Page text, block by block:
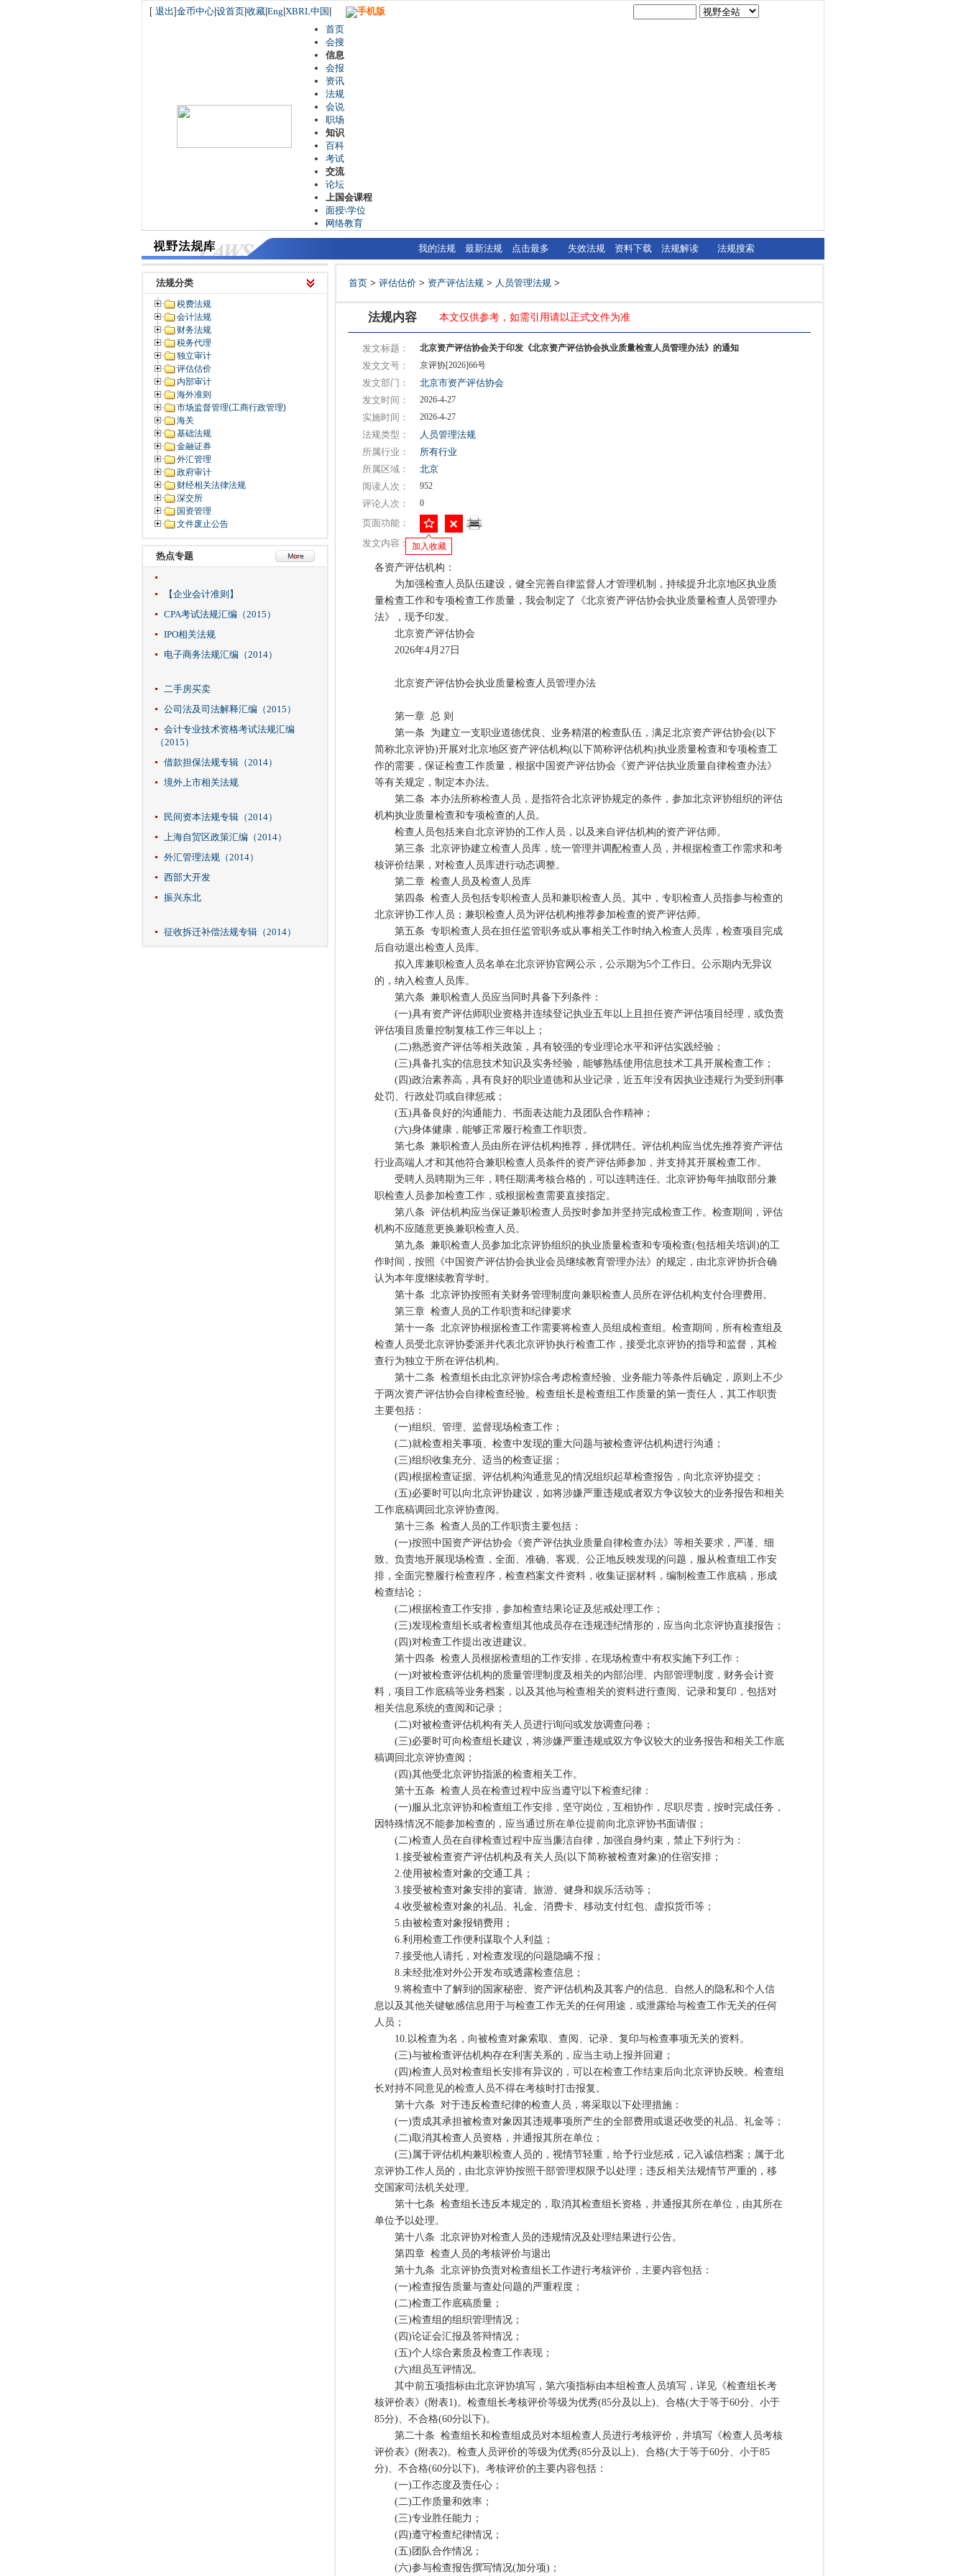
[ 退出]金币中心 设首页 收藏 Eng XBRL中国
手机版
首页
会搜
信息
会报
资讯
法规
会说
职场
知识
百科
考试
交流
论坛
上国会课程
面授\学位
网络教育
我的法规 最新法规 点击最多 失效法规 资料下载 法规解读 法规搜索
法规分类
税费法规
会计法规
财务法规
税务代理
独立审计
评估估价
内部审计
海外准则
市场监督管理(工商行政管理)
海关
基础法规
金融证券
外汇管理
政府审计
财经相关法律法规
深交所
国资管理
文件废止公告
热点专题
【企业会计准则】
CPA考试法规汇编（2015）
IPO相关法规
电子商务法规汇编（2014）
二手房买卖
公司法及司法解释汇编（2015）
会计专业技术资格考试法规汇编
（2015）
借款担保法规专辑（2014）
境外上市相关法规
民间资本法规专辑（2014）
上海自贸区政策汇编（2014）
外汇管理法规（2014）
西部大开发
振兴东北
征收拆迁补偿法规专辑（2014）
首页 > 评估估价 > 资产评估法规 > 人员管理法规 >
法规内容 本文仅供参考，如需引用请以正式文件为准
发文标题： 北京资产评估协会关于印发《北京资产评估协会执业质量检查人员管理办法》的通知
发文文号： 京评协[2026]66号
发文部门：
北京市资产评估协会
发文时间：
2026-4-27
实施时间： 2026-4-27
法规类型：
人员管理法规
所属行业：
所有行业
所属区域：
北京
阅读人次：
952
评论人次： 0
页面功能：
加入收藏
发文内容：
各资产评估机构：
为加强检查人员队伍建设，健全完善自律监督人才管理机制，持续提升北京地区执业质
量检查工作和专项检查工作质量，我会制定了《北京资产评估协会执业质量检查人员管理办
法》，现予印发。
北京资产评估协会
2026年4月27日
北京资产评估协会执业质量检查人员管理办法
第一章 总 则
第一条 为建立一支职业道德优良、业务精湛的检查队伍，满足北京资产评估协会(以下
简称北京评协)开展对北京地区资产评估机构(以下简称评估机构)执业质量检查和专项检查工
作的需要，保证检查工作质量，根据中国资产评估协会《资产评估执业质量自律检查办法》
等有关规定，制定本办法。
第二条 本办法所称检查人员，是指符合北京评协规定的条件，参加北京评协组织的评估
机构执业质量检查和专项检查的人员。
检查人员包括来自北京评协的工作人员，以及来自评估机构的资产评估师。
第三条 北京评协建立检查人员库，统一管理并调配检查人员，并根据检查工作需求和考
核评价结果，对检查人员库进行动态调整。
第二章 检查人员及检查人员库
第四条 检查人员包括专职检查人员和兼职检查人员。其中，专职检查人员指参与检查的
北京评协工作人员；兼职检查人员为评估机构推荐参加检查的资产评估师。
第五条 专职检查人员在担任监管职务或从事相关工作时纳入检查人员库，检查项目完成
后自动退出检查人员库。
拟入库兼职检查人员名单在北京评协官网公示，公示期为5个工作日。公示期内无异议
的，纳入检查人员库。
第六条 兼职检查人员应当同时具备下列条件：
(一)具有资产评估师职业资格并连续登记执业五年以上且担任资产评估项目经理，或负责
评估项目质量控制复核工作三年以上；
(二)熟悉资产评估等相关政策，具有较强的专业理论水平和评估实践经验；
(三)具备扎实的信息技术知识及实务经验，能够熟练使用信息技术工具开展检查工作；
(四)政治素养高，具有良好的职业道德和从业记录，近五年没有因执业违规行为受到刑事
处罚、行政处罚或自律惩戒；
(五)具备良好的沟通能力、书面表达能力及团队合作精神；
(六)身体健康，能够正常履行检查工作职责。
第七条 兼职检查人员由所在评估机构推荐，择优聘任。评估机构应当优先推荐资产评估
行业高端人才和其他符合兼职检查人员条件的资产评估师参加，并支持其开展检查工作。
受聘人员聘期为三年，聘任期满考核合格的，可以连聘连任。北京评协每年抽取部分兼
职检查人员参加检查工作，或根据检查需要直接指定。
第八条 评估机构应当保证兼职检查人员按时参加并坚持完成检查工作。检查期间，评估
机构不应随意更换兼职检查人员。
第九条 兼职检查人员参加北京评协组织的执业质量检查和专项检查(包括相关培训)的工
作时间，按照《中国资产评估协会执业会员继续教育管理办法》的规定，由北京评协折合确
认为本年度继续教育学时。
第十条 北京评协按照有关财务管理制度向兼职检查人员所在评估机构支付合理费用。
第三章 检查人员的工作职责和纪律要求
第十一条 北京评协根据检查工作需要将检查人员组成检查组。检查期间，所有检查组及
检查人员受北京评协委派并代表北京评协执行检查工作，接受北京评协的指导和监督，其检
查行为独立于所在评估机构。
第十二条 检查组长由北京评协综合考虑检查经验、业务能力等条件后确定，原则上不少
于两次资产评估协会自律检查经验。检查组长是检查组工作质量的第一责任人，其工作职责
主要包括：
(一)组织、管理、监督现场检查工作；
(二)就检查相关事项、检查中发现的重大问题与被检查评估机构进行沟通；
(三)组织收集充分、适当的检查证据；
(四)根据检查证据、评估机构沟通意见的情况组织起草检查报告，向北京评协提交；
(五)必要时可以向北京评协建议，如将涉嫌严重违规或者双方争议较大的业务报告和相关
工作底稿调回北京评协查阅。
第十三条 检查人员的工作职责主要包括：
(一)按照中国资产评估协会《资产评估执业质量自律检查办法》等相关要求，严谨、细
致、负责地开展现场检查，全面、准确、客观、公正地反映发现的问题，服从检查组工作安
排，全面完整履行检查程序，检查档案文件资料，收集证据材料，编制检查工作底稿，形成
检查结论；
(二)根据检查工作安排，参加检查结果论证及惩戒处理工作；
(三)发现检查组长或者检查组其他成员存在违规违纪情形的，应当向北京评协直接报告；
(四)对检查工作提出改进建议。
第十四条 检查人员根据检查组的工作安排，在现场检查中有权实施下列工作：
(一)对被检查评估机构的质量管理制度及相关的内部治理、内部管理制度，财务会计资
料，项目工作底稿等业务档案，以及其他与检查相关的资料进行查阅、记录和复印，包括对
相关信息系统的查阅和记录；
(二)对被检查评估机构有关人员进行询问或发放调查问卷；
(三)必要时可向检查组长建议，将涉嫌严重违规或双方争议较大的业务报告和相关工作底
稿调回北京评协查阅；
(四)其他受北京评协指派的检查相关工作。
第十五条 检查人员在检查过程中应当遵守以下检查纪律：
(一)服从北京评协和检查组工作安排，坚守岗位，互相协作，尽职尽责，按时完成任务，
因特殊情况不能参加检查的，应当通过所在单位提前向北京评协书面请假；
(二)检查人员在自律检查过程中应当廉洁自律，加强自身约束，禁止下列行为：
1.接受被检查资产评估机构及有关人员(以下简称被检查对象)的住宿安排；
2.使用被检查对象的交通工具；
3.接受被检查对象安排的宴请、旅游、健身和娱乐活动等；
4.收受被检查对象的礼品、礼金、消费卡、移动支付红包、虚拟货币等；
5.由被检查对象报销费用；
6.利用检查工作便利谋取个人利益；
7.接受他人请托，对检查发现的问题隐瞒不报；
8.未经批准对外公开发布或透露检查信息；
9.将检查中了解到的国家秘密、资产评估机构及其客户的信息、自然人的隐私和个人信
息以及其他关键敏感信息用于与检查工作无关的任何用途，或泄露给与检查工作无关的任何
人员；
10.以检查为名，向被检查对象索取、查阅、记录、复印与检查事项无关的资料。
(三)与被检查评估机构存在利害关系的，应当主动上报并回避；
(四)检查人员对检查组长安排有异议的，可以在检查工作结束后向北京评协反映。检查组
长对持不同意见的检查人员不得在考核时打击报复。
第十六条 对于违反检查纪律的检查人员，将采取以下处理措施：
(一)责成其承担被检查对象因其违规事项所产生的全部费用或退还收受的礼品、礼金等；
(二)取消其检查人员资格，并通报其所在单位；
(三)属于评估机构兼职检查人员的，视情节轻重，给予行业惩戒，记入诚信档案；属于北
京评协工作人员的，由北京评协按照干部管理权限予以处理；违反相关法规情节严重的，移
交国家司法机关处理。
第十七条 检查组长违反本规定的，取消其检查组长资格，并通报其所在单位，由其所在
单位予以处理。
第十八条 北京评协对检查人员的违规情况及处理结果进行公告。
第四章 检查人员的考核评价与退出
第十九条 北京评协负责对检查组长工作进行考核评价，主要内容包括：
(一)检查报告质量与查处问题的严重程度；
(二)检查工作底稿质量；
(三)检查组的组织管理情况；
(四)论证会汇报及答辩情况；
(五)个人综合素质及检查工作表现；
(六)组员互评情况。
其中前五项指标由北京评协填写，第六项指标由本组检查人员填写，详见《检查组长考
核评价表》(附表1)。检查组长考核评价等级为优秀(85分及以上)、合格(大于等于60分、小于
85分)、不合格(60分以下)。
第二十条 检查组长和检查组成员对本组检查人员进行考核评价，并填写《检查人员考核
评价表》(附表2)。检查人员评价的等级为优秀(85分及以上)、合格(大于等于60分、小于85
分)、不合格(60分以下)。考核评价的主要内容包括：
(一)工作态度及责任心；
(二)工作质量和效率；
(三)专业胜任能力；
(四)遵守检查纪律情况；
(五)团队合作情况；
(六)参与检查报告撰写情况(加分项)；